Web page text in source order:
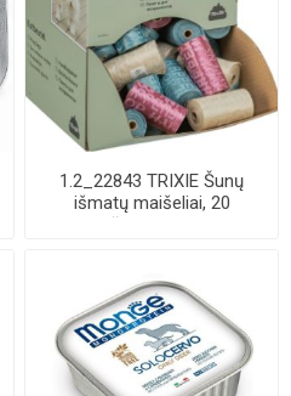
1.2_22843 TRIXIE Šunų
išmatų maišeliai, 20
maišelių-rulone, ...